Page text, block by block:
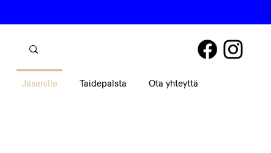
Jäsenille Taidepalsta Ota yhteyttä